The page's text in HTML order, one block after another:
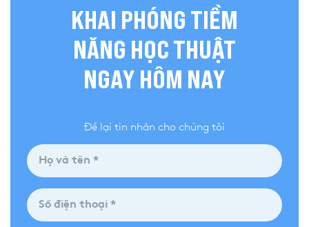
KHAI PHÓNG TIỀM
NĂNG HỌC THUẬT
NGAY HÔM NAY
Để lại tin nhắn cho chúng tôi